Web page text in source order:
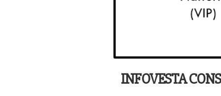
INFOVESTA